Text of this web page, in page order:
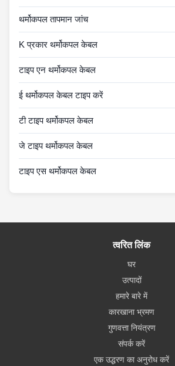
थर्मोकपल तापमान जांच
K प्रकार थर्मोकपल केबल
टाइप एन थर्मोकपल केबल
ई थर्मोकपल केबल टाइप करें
टी टाइप थर्मोकपल केबल
जे टाइप थर्मोकपल केबल
टाइप एस थर्मोकपल केबल
त्वरित लिंक
घर
उत्पादों
हमारे बारे में
कारखाना भ्रमण
गुणवत्ता नियंत्रण
संपर्क करें
एक उद्धरण का अनुरोध करें